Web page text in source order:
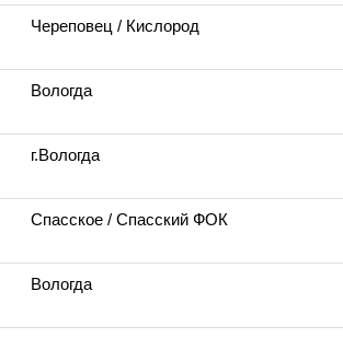
Череповец / Кислород
Вологда
г.Вологда
Спасское / Спасский ФОК
Вологда